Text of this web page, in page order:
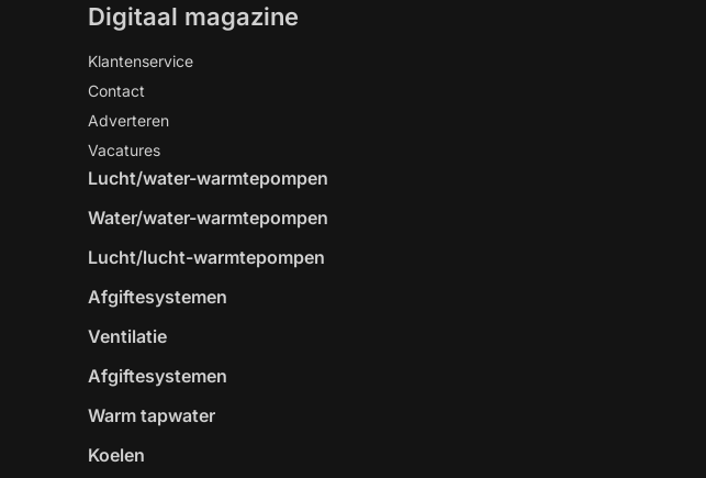
Digitaal magazine
Klantenservice
Contact
Adverteren
Vacatures
Lucht/water-warmtepompen
Water/water-warmtepompen
Lucht/lucht-warmtepompen
Afgiftesystemen
Ventilatie
Afgiftesystemen
Warm tapwater
Koelen